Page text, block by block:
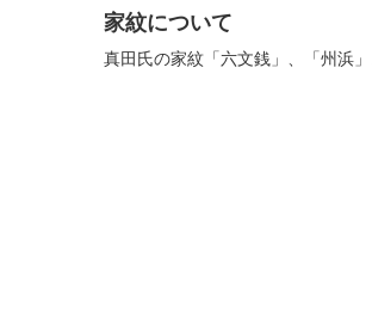
家紋について
真田氏の家紋「六文銭」、「州浜